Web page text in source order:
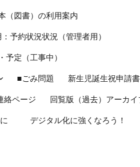
（図書）の利用案内
予約状況状況（管理者用）
予定（工事中）
■ごみ問題 新生児誕生祝申請書
絡ページ 回覧版（過去）アーカイ
に デジタル化に強くなろう！